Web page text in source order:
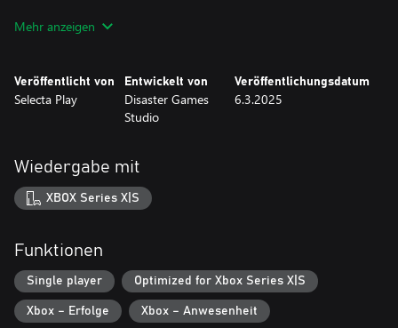
Bösewichte tun...
Mehr anzeigen
Veröffentlicht von
Selecta Play
Entwickelt von
Disaster Games
Studio
Veröffentlichungsdatum
6.3.2025
Wiedergabe mit
XBOX Series X|S
Funktionen
Single player Optimized for Xbox Series X|S
Xbox – Erfolge Xbox – Anwesenheit